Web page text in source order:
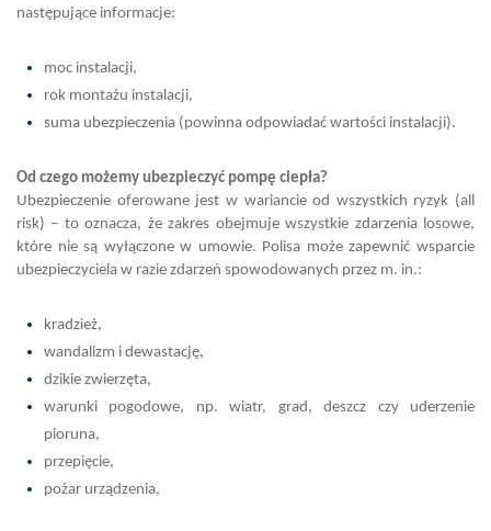
następujące informacje:
moc instalacji,
rok montażu instalacji,
suma ubezpieczenia (powinna odpowiadać wartości instalacji).
Od czego możemy ubezpieczyć pompę ciepła?
Ubezpieczenie oferowane jest w wariancie od wszystkich ryzyk (all
risk) – to oznacza, że zakres obejmuje wszystkie zdarzenia losowe,
które nie są wyłączone w umowie. Polisa może zapewnić wsparcie
ubezpieczyciela w razie zdarzeń spowodowanych przez m. in.:
kradzież,
wandalizm i dewastację,
dzikie zwierzęta,
warunki pogodowe, np. wiatr, grad, deszcz czy uderzenie
pioruna,
przepięcie,
pożar urządzenia,